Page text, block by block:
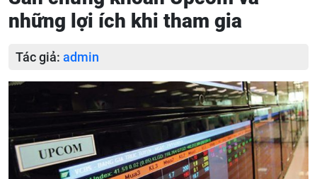
những lợi ích khi tham gia
Tác giả: admin